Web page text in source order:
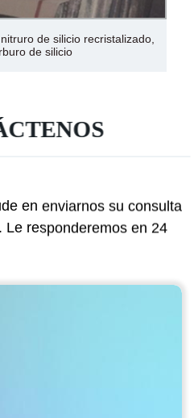
negro /Carburo de silicio
en enviarnos su consulta
Le responderemos en 24